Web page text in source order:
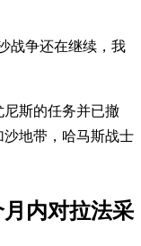
战争还在继续，我
斯的任务并已撤
地带，哈马斯战士
内对拉法采